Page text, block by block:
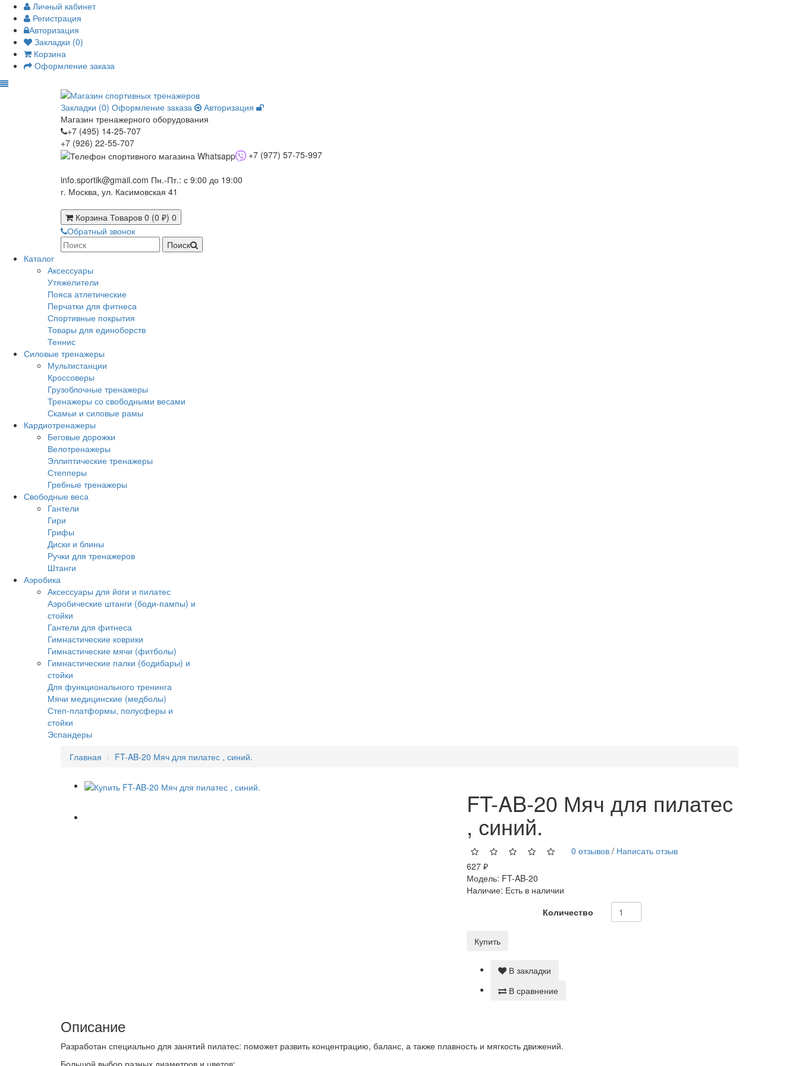
Личный кабинет
Регистрация
Авторизация
Закладки (0)
Корзина
Оформление заказа
Закладки (0) Оформление заказа
Авторизация
Магазин тренажерного оборудования
+7 (495) 14-25-707
+7 (926) 22-55-707
+7 (977) 57-75-997
info.sportik@gmail.com Пн.-Пт.: с 9:00 до 19:00
г. Москва, ул. Касимовская 41
Корзина Товаров 0 (0 ₽) 0
Обратный звонок
Поиск
Каталог
Аксессуары
Утяжелители
Пояса атлетические
Перчатки для фитнеса
Спортивные покрытия
Товары для единоборств
Теннис
Силовые тренажеры
Мультистанции
Кроссоверы
Грузоблочные тренажеры
Тренажеры со свободными весами
Скамьи и силовые рамы
Кардиотренажеры
Беговые дорожки
Велотренажеры
Эллиптические тренажеры
Степперы
Гребные тренажеры
Свободные веса
Гантели
Гири
Грифы
Диски и блины
Ручки для тренажеров
Штанги
Аэробика
Аксессуары для йоги и пилатес
Аэробические штанги (боди-пампы) и
стойки
Гантели для фитнеса
Гимнастические коврики
Гимнастические мячи (фитболы)
Гимнастические палки (бодибары) и
стойки
Для функционального тренинга
Мячи медицинские (медболы)
Степ-платформы, полусферы и
стойки
Эспандеры
Главная
FT-AB-20 Мяч для пилатес , синий.
FT-AB-20 Мяч для пилатес
, синий.
0 отзывов/ Написать отзыв
627 ₽
Модель: FT-AB-20
Наличие: Есть в наличии
Количество
Купить
В закладки
В сравнение
Описание
Разработан специально для занятий пилатес: поможет развить концентрацию, баланс, а также плавность и мягкость движений.